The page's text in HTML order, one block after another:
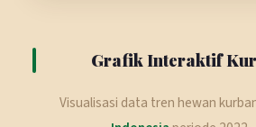
Grafik Interaktif
Visualisasi data tren hewan